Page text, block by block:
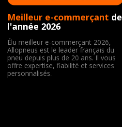
Meilleur e-commerçant de
l'année 2026
Élu meilleur e-commerçant 2026,
Allopneus est le leader français du
pneu depuis plus de 20 ans. Il vous
offre expertise, fiabilité et services
personnalisés.